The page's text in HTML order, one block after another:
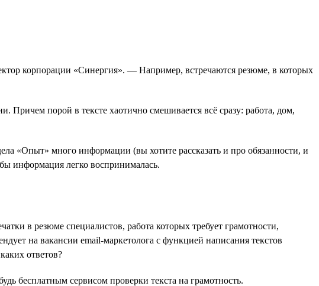
корпорации «Синергия». — Например, встречаются резюме, в которых
порой в тексте хаотично смешивается всё сразу: работа, дом,
«Опыт» много информации (вы хотите рассказать и про обязанности, и
информация легко воспринималась.
в резюме специалистов, работа которых требует грамотности,
на вакансии email-маркетолога с функцией написания текстов
ответов?
бесплатным сервисом проверки текста на грамотность.